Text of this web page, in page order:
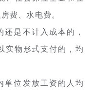
费、水电费。
是不计入成本的，
实物形式支付的，均
单位发放工资的人均